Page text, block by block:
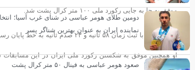
موفق به جا به جایی رکورد ملی ١٠٠ متر کرال پشت شد.
چاووشی فر با ثبت زمان ۵۸ ثانیه و ۲۳ صدم ثانیه به خط پایان رسید و رکورد شخصی خود را حدود یک ثانیه کاهش داد.
دومین طلای هومر عباسی در شنای غرب آسیا؛
نماینده ایران به عنوان بهترین شناگر پسر
صعود هومر عباسی به فینال ۵۰ متر کرال پشت